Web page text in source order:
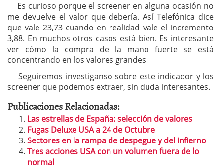
Es curioso porque el screener en alguna ocasión no
me devuelve el valor que debería. Así Telefónica dice
que vale 23,73 cuando en realidad vale el incremento
3,88. En muchos otros casos está bien. Es interesante
ver cómo la compra de la mano fuerte se está
concentrando en los valores grandes.
Seguiremos investiganso sobre este indicador y los
screener que podemos extraer, sin duda interesantes.
Publicaciones Relacionadas:
Las estrellas de España: selección de valores
Fugas Deluxe USA a 24 de Octubre
Sectores en la rampa de despegue y del infierno
Tres acciones USA con un volumen fuera de lo
normal